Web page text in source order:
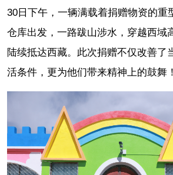
30日下午，一辆满载着捐赠物资的重
仓库出发，一路跋山涉水，穿越西域
陆续抵达西藏。此次捐赠不仅改善了
活条件，更为他们带来精神上的鼓舞！